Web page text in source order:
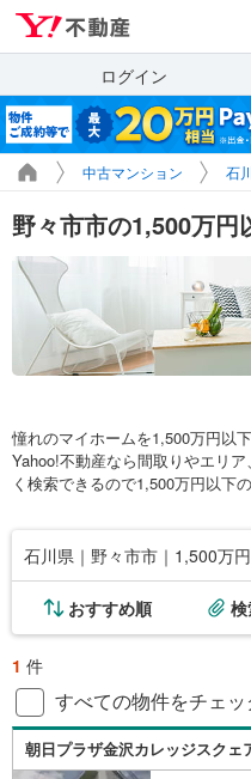
ログイン
中古マンション 石
野々市市の1,500万円
憧れのマイホームを1,500万円以
Yahoo!不動産なら間取りやエリ
く検索できるので1,500万円以下
石川県｜野々市市｜1,500万円
おすすめ順
1 件
すべての物件をチェッ
朝日プラザ金沢カレッジスクェ